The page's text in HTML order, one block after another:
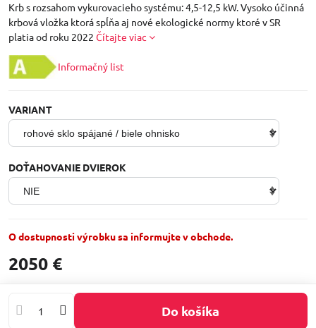
Krb s rozsahom vykurovacieho systému: 4,5-12,5 kW. Vysoko účinná
krbová vložka ktorá spĺňa aj nové ekologické normy ktoré v SR
platia od roku 2022 Čítajte viac
Informačný list
VARIANT
DOŤAHOVANIE DVIEROK
O dostupnosti výrobku sa informujte v obchode.
2050 €
Do košíka